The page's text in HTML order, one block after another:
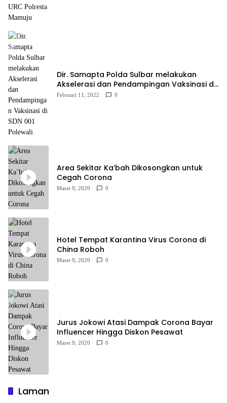
Dir. Samapta Polda Sulbar melakukan
Akselerasi dan Pendampingan Vaksinasi di
SDN 001 Polewali
Februari 11, 2022 0
Area Sekitar Ka’bah Dikosongkan untuk
Cegah Corona
Maret 9, 2020 0
Hotel Tempat Karantina Virus Corona di
China Roboh
Maret 9, 2020 0
Jurus Jokowi Atasi Dampak Corona Bayar
Influencer Hingga Diskon Pesawat
Maret 9, 2020 0
Laman